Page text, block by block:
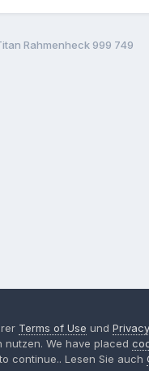
Rahmenheck 999 749
Language
Powered
Terms of Use und
We have placed
continue.. Lesen Sie auch